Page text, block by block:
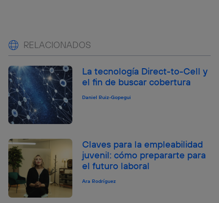
RELACIONADOS
La tecnología Direct-to-Cell y
el fin de buscar cobertura
Daniel Ruiz-Gopegui
Claves para la empleabilidad
juvenil: cómo prepararte para
el futuro laboral
Ara Rodríguez